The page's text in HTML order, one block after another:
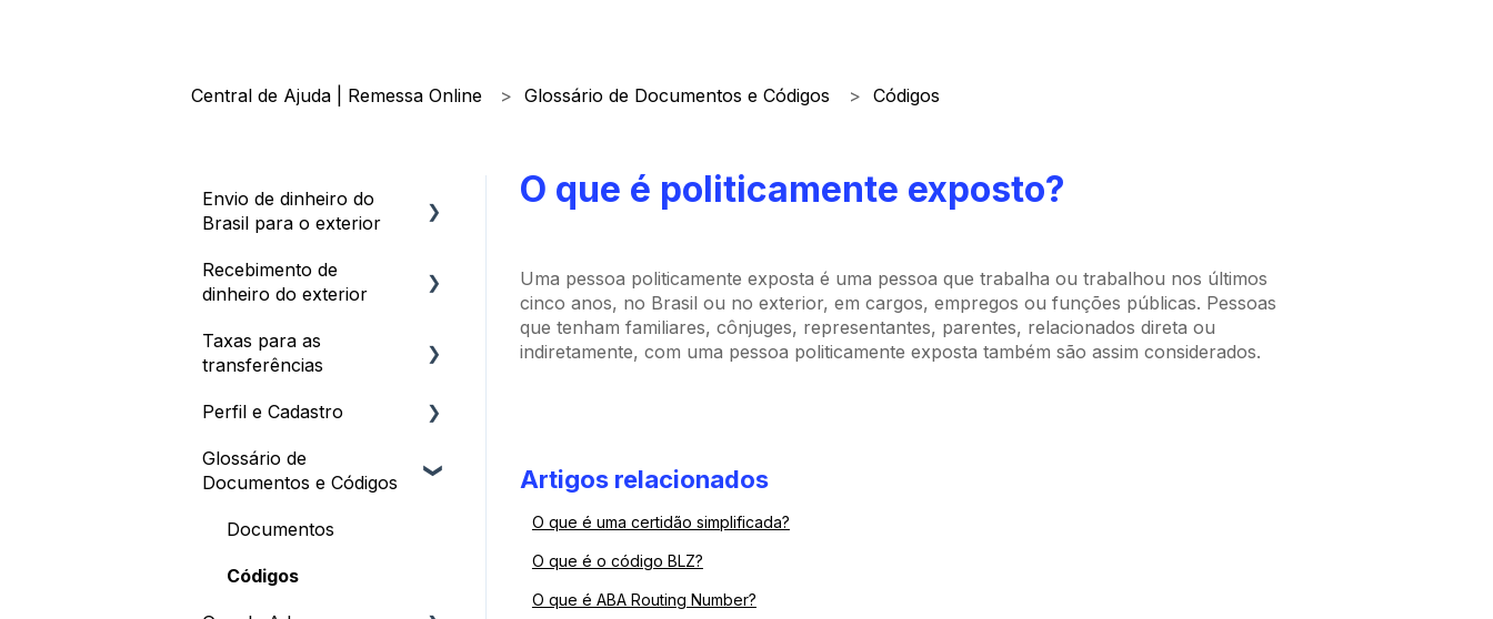
Central de Ajuda | Remessa Online Glossário de Documentos e Códigos Códigos
O que é politicamente exposto?
Uma pessoa politicamente exposta é uma pessoa que trabalha ou trabalhou nos últimos
cinco anos, no Brasil ou no exterior, em cargos, empregos ou funções públicas. Pessoas
que tenham familiares, cônjuges, representantes, parentes, relacionados direta ou
indiretamente, com uma pessoa politicamente exposta também são assim considerados.
Artigos relacionados
O que é uma certidão simplificada?
O que é o código BLZ?
O que é ABA Routing Number?
Envio de dinheiro do
Brasil para o exterior
Passo a Passo e Prazos
Limites e Documentação
Envio como Pessoa
Cotações, Taxas e
Recebimento de
dinheiro do exterior
Primeiros Passos e
Prazos
Plataformas Digitais e
Recebimento para
Taxas para as
transferências
Taxas
Impostos
de Afiliados
Perfil e Cadastro
Processo de Cadastro
Cadastro
Glossário de
Documentos e Códigos
Documentos
Códigos